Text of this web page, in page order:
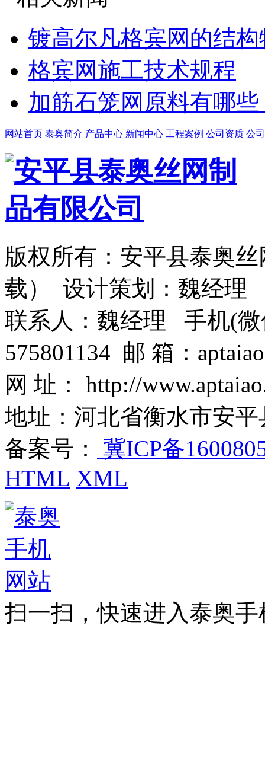
镀高尔凡格宾网的结构
格宾网施工技术规程
加筋石笼网原料有哪些
网站首页 泰奥简介 产品中心 新闻中心 工程案例 公司资质 公
版权所有：安平县泰奥
载） 设计策划：魏经理
联系人：魏经理 手机(微
575801134 邮 箱：
网 址： http://
地址：河北省衡水市安
备案号：
冀ICP备
HTML XML
扫一扫，快速进入泰奥手